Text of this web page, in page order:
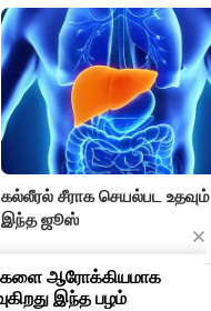
கல்லீரல் சீராக செயல்பட உதவும்
இந்த ஜூஸ்